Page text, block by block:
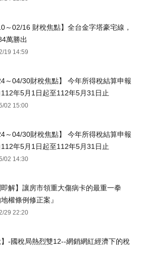
～02/16 財稅焦點】全台金字塔豪宅線，
萬勝出
19 14:59
～04/30財稅焦點】 今年所得稅結算申報
年5月1日起至112年5月31日止
02 15:00
～04/30財稅焦點】 今年所得稅結算申報
年5月1日起至112年5月31日止
02 14:30
即解】讓房市領重大傷病卡的最重一拳
地權條例修正案』
29 22:20
】-國稅局熱烈雙12--網銷網紅經濟下的稅